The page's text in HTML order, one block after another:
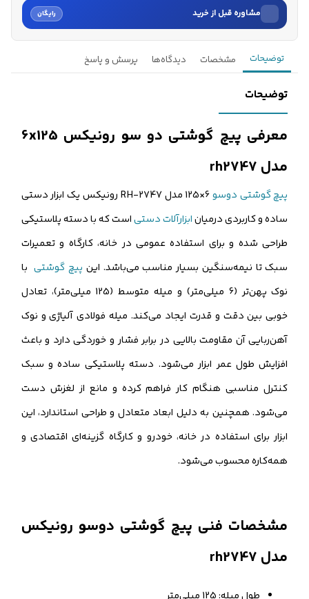
مشاوره قبل از خرید رایگان
نام
شما تماس می‌گیرند.
ثبت درخواست مشاوره رایگان
توضیحات مشخصات دیدگاه‌ها پرسش و پاسخ
توضیحات
معرفی پیچ گوشتی دو سو رونیکس 6x125
مدل rh2747
پیچ‌ گوشتی دوسو
6×125 مدل RH-2747 رونیکس یک ابزار دستی
ساده و کاربردی درمیانابزارآلات دستیاست که با دسته پلاستیکی
طراحی شده و برای استفاده عمومی در خانه، کارگاه و تعمیرات
سبک تا نیمه‌سنگین بسیار مناسب می‌باشد. این پیچ‌ گوشتی با
نوک پهن‌تر (6 میلی‌متر) و میله متوسط (125 میلی‌متر)، تعادل
خوبی بین دقت و قدرت ایجاد می‌کند. میله فولادی آلیاژی و نوک
آهن‌ربایی آن مقاومت بالایی در برابر فشار و خوردگی دارد و باعث
افزایش طول عمر ابزار می‌شود. دسته پلاستیکی ساده و سبک
کنترل مناسبی هنگام کار فراهم کرده و مانع از لغزش دست
می‌شود. همچنین به دلیل ابعاد متعادل و طراحی استاندارد، این
ابزار برای استفاده در خانه، خودرو و کارگاه گزینه‌ای اقتصادی و
همه‌کاره محسوب می‌شود.
مشخصات فنی پیچ گوشتی دوسو رونیکس
مدل rh2747
طول میله: 125 میلی‌متر